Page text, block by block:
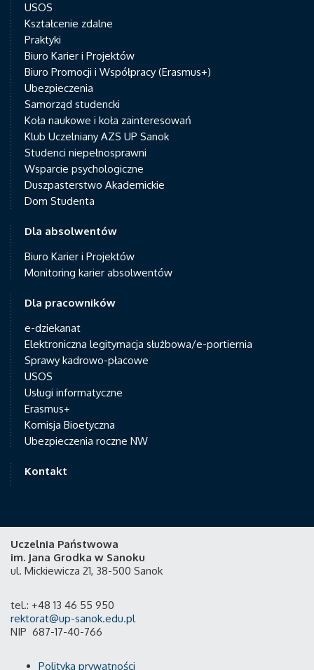
USOS
Kształcenie zdalne
Praktyki
Biuro Karier i Projektów
Biuro Promocji i Współpracy (Erasmus+)
Ubezpieczenia
Samorząd studencki
Koła naukowe i koła zainteresowań
Klub Uczelniany AZS UP Sanok
Studenci niepełnosprawni
Wsparcie psychologiczne
Duszpasterstwo Akademickie
Dom Studenta
Dla absolwentów
Biuro Karier i Projektów
Monitoring karier absolwentów
Dla pracowników
e-dziekanat
Elektroniczna legitymacja służbowa/e-portiernia
Sprawy kadrowo-płacowe
USOS
Usługi informatyczne
Erasmus+
Komisja Bioetyczna
Ubezpieczenia roczne NW
Kontakt
Uczelnia Państwowa
im. Jana Grodka w Sanoku
ul. Mickiewicza 21, 38-500 Sanok
tel.: +48 13 46 55 950
rektorat@up-sanok.edu.pl
NIP 687-17-40-766
Polityka prywatności